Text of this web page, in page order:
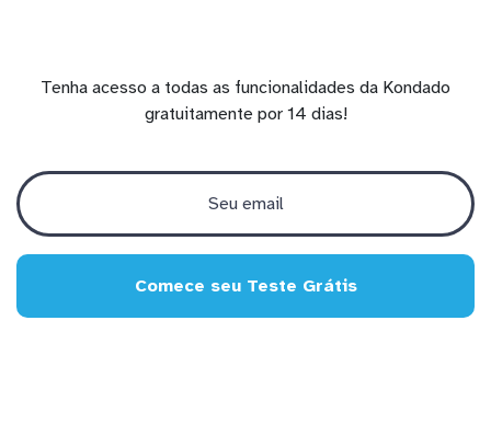
Tenha acesso a todas as funcionalidades da Kondado
gratuitamente por 14 dias!
Comece seu Teste Grátis